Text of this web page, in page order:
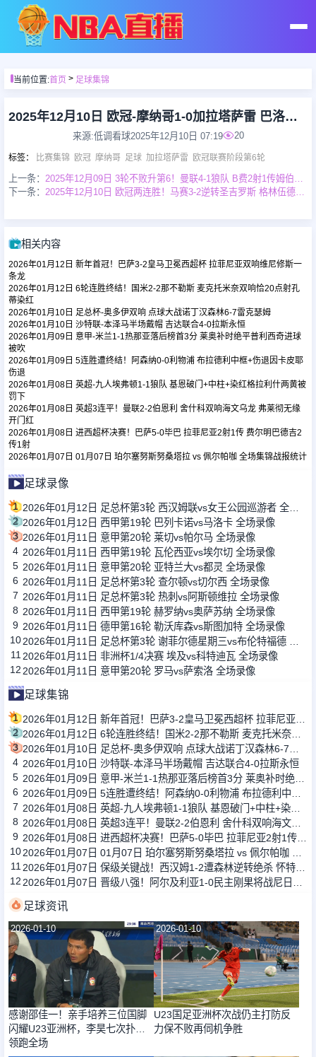
首页
足球直播
篮球直播
足球录像
足球集锦
篮球集锦
足球新闻
篮球新闻
当前位置:首页> 足球集锦
2025年12月10日 欧冠-摩纳哥1-0加拉塔萨雷 巴洛贡制胜 南野拓实造点扎卡里亚失点
来源:低调看球2025年12月10日 07:19 20
标签： 比赛集锦 欧冠 摩纳哥 足球 加拉塔萨雷 欧冠联赛阶段第6轮
上一条：
下一条：
2025年12月10日 欧冠两连胜！马赛3-2逆转圣吉罗斯 格林伍德双响派尚补射建功
相关内容
2026年01月12日 新年首冠！巴萨3-2皇马卫冕西超杯 拉菲尼亚双响维尼修斯一
条龙
2026年01月12日 6轮连胜终结！国米2-2那不勒斯 麦克托米奈双响恰20点射孔
蒂染红
2026年01月10日 足总杯-奥多伊双响 点球大战诺丁汉森林6-7雷克瑟姆
2026年01月10日 沙特联-本泽马半场戴帽 吉达联合4-0拉斯永恒
2026年01月09日 意甲-米兰1-1热那亚落后榜首3分 莱奥补时绝平普利西奇进球
被吹
2026年01月09日 5连胜遭终结！阿森纳0-0利物浦 布拉德利中框+伤退因卡皮耶
伤退
2026年01月08日 英超-九人埃弗顿1-1狼队 基恩破门+中柱+染红格拉利什两黄被
罚下
2026年01月08日 英超3连平！曼联2-2伯恩利 舍什科双响海文乌龙 弗莱彻无缘
开门红
2026年01月08日 进西超杯决赛！巴萨5-0毕巴 拉菲尼亚2射1传 费尔明巴德吉2
传1射
2026年01月07日 01月07日 珀尔塞努斯努桑塔拉 vs 佩尔帕咖 全场集锦战报统计
足球录像
1
2 2026年01月12日 西甲第19轮 巴列卡诺vs马洛卡 全场录像
3 2026年01月11日 意甲第20轮 莱切vs帕尔马 全场录像
4 2026年01月11日 西甲第19轮 瓦伦西亚vs埃尔切 全场录像
5 2026年01月11日 意甲第20轮 亚特兰大vs都灵 全场录像
6 2026年01月11日 足总杯第3轮 查尔顿vs切尔西 全场录像
7 2026年01月11日 足总杯第3轮 热刺vs阿斯顿维拉 全场录像
8 2026年01月11日 西甲第19轮 赫罗纳vs奥萨苏纳 全场录像
9 2026年01月11日 德甲第16轮 勒沃库森vs斯图加特 全场录像
10
11 2026年01月11日 非洲杯1/4决赛 埃及vs科特迪瓦 全场录像
12 2026年01月11日 意甲第20轮 罗马vs萨索洛 全场录像
足球集锦
1
2
3
4 2026年01月10日 沙特联-本泽马半场戴帽 吉达联合4-0拉斯永恒
5
6
7
8
9
10
11
12
足球资讯
2026-01-10
感谢邵佳一！亲手培养三位国脚
闪耀U23亚洲杯，李昊七次扑救
领跑全场
2026-01-10
U23国足亚洲杯次战仍主打防反
力保不败再伺机争胜